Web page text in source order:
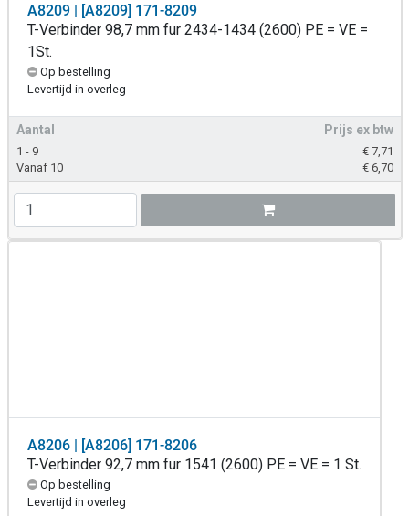
A8209 | [A8209] 171-8209
T-Verbinder 98,7 mm fur 2434-1434 (2600) PE = VE =
1St.
Op bestelling
Levertijd in overleg
Aantal Prijs ex btw
1 - 9 € 7,71
Vanaf 10
€ 6,70
A8206 | [A8206] 171-8206
T-Verbinder 92,7 mm fur 1541 (2600) PE = VE = 1 St.
Op bestelling
Levertijd in overleg